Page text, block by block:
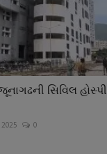
સિવિલ
0